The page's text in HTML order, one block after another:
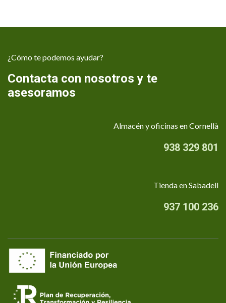
¿Cómo te podemos ayudar?
Contacta con nosotros y te
asesoramos
Almacén y oficinas en Cornellà
938 329 801
Tienda en Sabadell
937 100 236